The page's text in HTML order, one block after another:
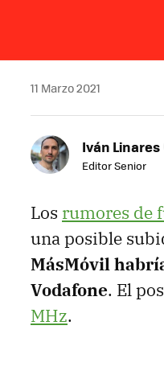
11 Marzo 2021
Iván Linares
Editor Senior
Los rumores de
una posible
MásMóvil
Vodafone. El
MHz.